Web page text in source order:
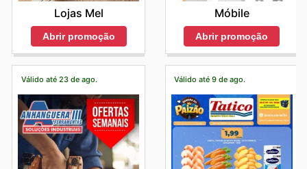
Lojas Mel
Abrir promoção
Móbile
Abrir promoção
Válido até 23 de ago. Válido até 9 de ago.